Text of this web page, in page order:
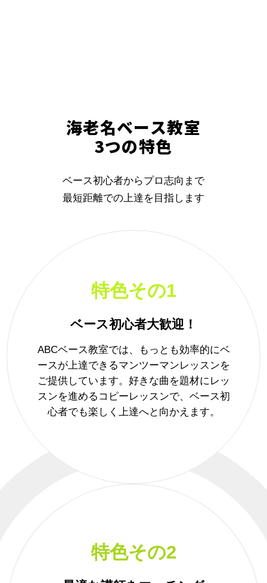
海老名ベース教室
3つの特色
ベース初心者からプロ志向まで
最短距離での上達を目指します
特色その1
ベース初心者大歓迎！
ABCベース教室では、もっとも効率的にベ
ースが上達できるマンツーマンレッスンを
ご提供しています。好きな曲を題材にレッ
スンを進めるコピーレッスンで、ベース初
心者でも楽しく上達へと向かえます。
特色その2